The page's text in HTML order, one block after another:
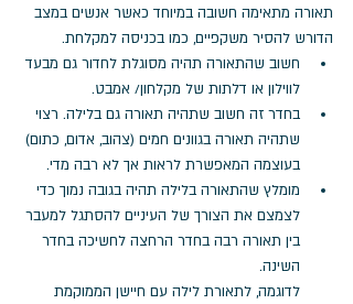
תאורה מתאימה חשובה במיוחד כאשר אנשים במצב
הדורש להסיר משקפיים, כמו בכניסה למקלחת.
חשוב שהתאורה תהיה מסוגלת לחדור גם מבעד
לווילון או דלתות של מקלחון/ אמבט.
בחדר זה חשוב שתהיה תאורה גם בלילה. רצוי
שתהיה תאורה בגוונים חמים (צהוב, אדום, כתום)
בעוצמה המאפשרת לראות אך לא רבה מדי.
מומלץ שהתאורה בלילה תהיה בגובה נמוך כדי
לצמצם את הצורך של העיניים להסתגל למעבר
בין תאורה רבה בחדר הרחצה לחשיכה בחדר
השינה.
לדוגמה, לתאורת לילה עם חיישן הממוקמת